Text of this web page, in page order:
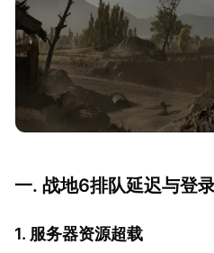
一. 战地6排队延迟与登
1. 服务器资源超载